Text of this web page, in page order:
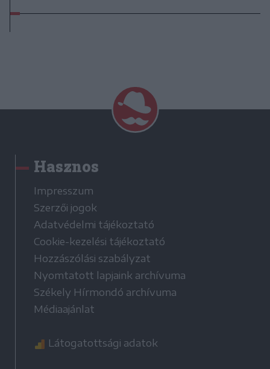
Hasznos
Impresszum
Szerzői jogok
Adatvédelmi tájékoztató
Cookie-kezelési tájékoztató
Hozzászólási szabályzat
Nyomtatott lapjaink archívuma
Székely Hírmondó archívuma
Médiaajánlat
Látogatottsági adatok